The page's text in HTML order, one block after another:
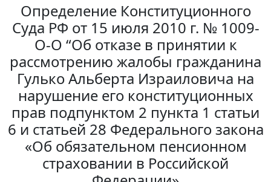
Определение Конституционного
Суда РФ от 15 июля 2010 г. № 1009-
О-О “Об отказе в принятии к
рассмотрению жалобы гражданина
Гулько Альберта Израиловича на
нарушение его конституционных
прав подпунктом 2 пункта 1 статьи
6 и статьей 28 Федерального закона
«Об обязательном пенсионном
страховании в Российской